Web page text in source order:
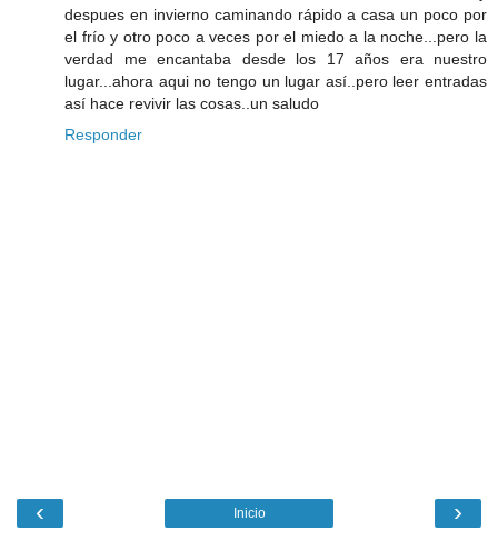
despues en invierno caminando rápido a casa un poco por
el frío y otro poco a veces por el miedo a la noche...pero la
verdad me encantaba desde los 17 años era nuestro
lugar...ahora aqui no tengo un lugar así..pero leer entradas
así hace revivir las cosas..un saludo
Responder
‹ ›
Inicio